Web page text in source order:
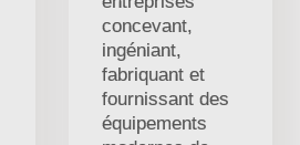
concevant,
ingéniant,
fabriquant et
fournissant des
équipements